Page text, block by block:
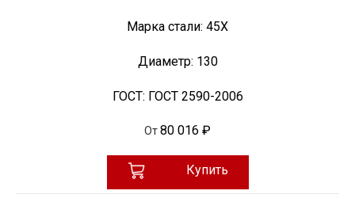
Марка стали: 45Х
Диаметр: 130
ГОСТ: ГОСТ 2590-2006
От80 016 ₽
Купить